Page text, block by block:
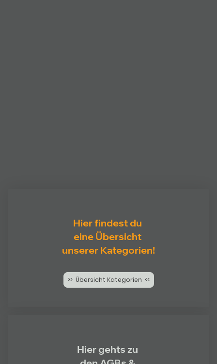
Hier findest du
eine Übersicht
unserer Kategorien!
>> Übersicht Kategorien <<
Hier gehts zu